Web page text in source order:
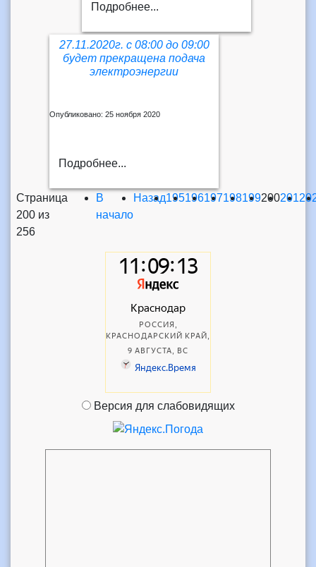
Подробнее...
27.11.2020г. с 08:00 до 09:00
будет прекращена подача
электроэнергии
Опубликовано: 25 ноября 2020
Подробнее...
Страница
200 из
256
В
начало
Назад195196197198199200201
Версия для слабовидящих